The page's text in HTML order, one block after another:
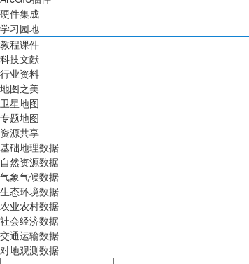
硬件集成
学习园地
教程课件
科技文献
行业资料
地图之美
卫星地图
专题地图
资源共享
基础地理数据
自然资源数据
气象气候数据
生态环境数据
农业农村数据
社会经济数据
交通运输数据
对地观测数据